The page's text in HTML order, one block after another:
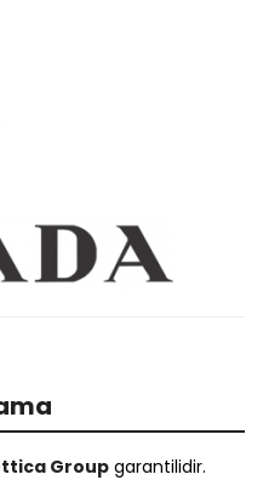
Groupgarantilidir.